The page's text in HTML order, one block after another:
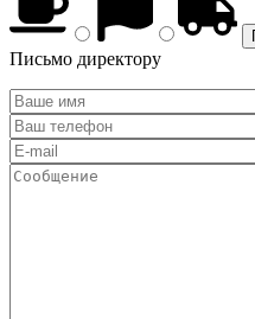
Письмо директору